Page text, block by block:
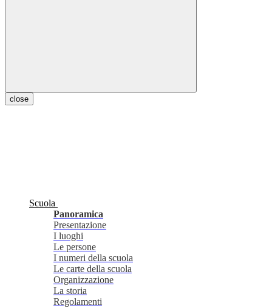
close
Scuola
Panoramica
Presentazione
I luoghi
Le persone
I numeri della scuola
Le carte della scuola
Organizzazione
La storia
Regolamenti